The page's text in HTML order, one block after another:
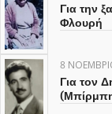
Για την
Φλουρή
8
Για τον